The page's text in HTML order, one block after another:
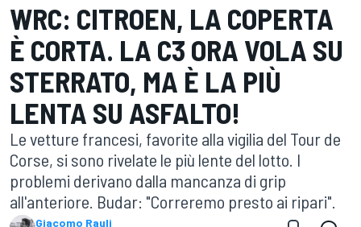
WRC: CITROEN, LA COPERTA
È CORTA. LA C3 ORA VOLA SU
STERRATO, MA È LA PIÙ
LENTA SU ASFALTO!
Le vetture francesi, favorite alla vigilia del Tour de
Corse, si sono rivelate le più lente del lotto. I
problemi derivano dalla mancanza di grip
all'anteriore. Budar: "Correremo presto ai ripari".
Giacomo Rauli